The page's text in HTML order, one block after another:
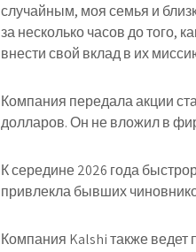
случайным, моя семья и
за несколько часов до того,
внести свой вклад в их
Компания передала акции
долларов. Он не вложил в
К середине 2026 года
привлекла бывших
Компания Kalshi также ведет